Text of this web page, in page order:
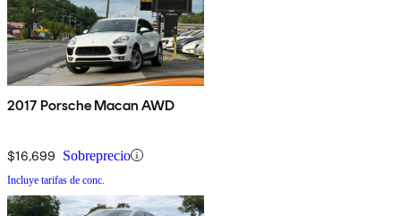
2017 Porsche Macan AWD
$16,699 Sobreprecio
Incluye tarifas de conc.